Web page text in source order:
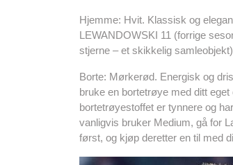
Hjemme: Hvit. Klassisk og
LEWANDOWSKI 11 (forrige
stjerne – et skikkelig
Borte: Mørkerød. Energisk og
bruke en bortetrøye med ditt
bortetrøyestoffet er tynnere og
vanligvis bruker Medium, gå for
først, og kjøp deretter en til med